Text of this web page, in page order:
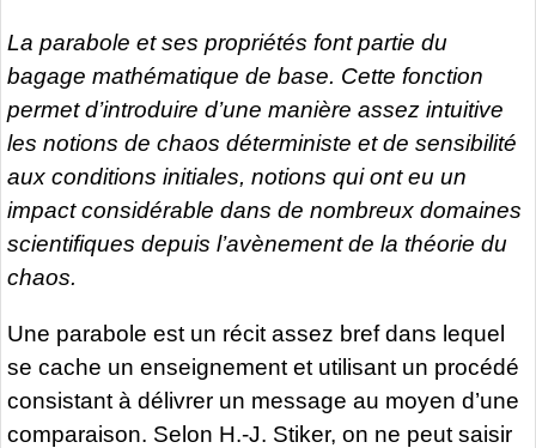
La parabole et ses propriétés font partie du
bagage mathématique de base. Cette fonction
permet d’introduire d’une manière assez intuitive
les notions de chaos déterministe et de sensibilité
aux conditions initiales, notions qui ont eu un
impact considérable dans de nombreux domaines
scientifiques depuis l’avènement de la théorie du
chaos.
Une parabole est un récit assez bref dans lequel
se cache un enseignement et utilisant un procédé
consistant à délivrer un message au moyen d’une
comparaison. Selon H.-J. Stiker, on ne peut saisir